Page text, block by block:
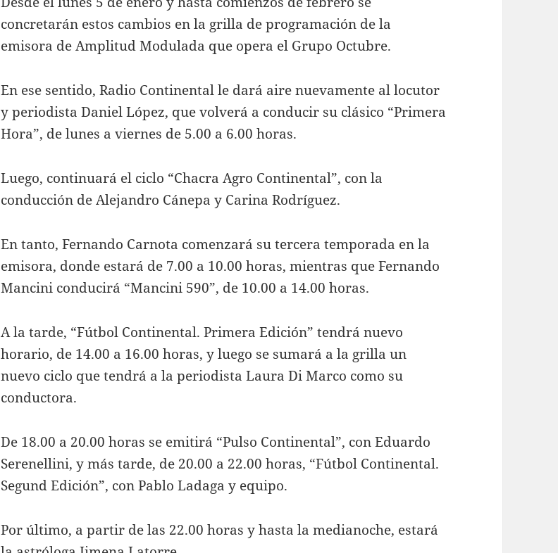
concretarán estos cambios en la grilla de programación de la
emisora de Amplitud Modulada que opera el Grupo Octubre.
En ese sentido, Radio Continental le dará aire nuevamente al locutor
y periodista Daniel López, que volverá a conducir su clásico “Primera
Hora”, de lunes a viernes de 5.00 a 6.00 horas.
Luego, continuará el ciclo “Chacra Agro Continental”, con la
conducción de Alejandro Cánepa y Carina Rodríguez.
En tanto, Fernando Carnota comenzará su tercera temporada en la
emisora, donde estará de 7.00 a 10.00 horas, mientras que Fernando
Mancini conducirá “Mancini 590”, de 10.00 a 14.00 horas.
A la tarde, “Fútbol Continental. Primera Edición” tendrá nuevo
horario, de 14.00 a 16.00 horas, y luego se sumará a la grilla un
nuevo ciclo que tendrá a la periodista Laura Di Marco como su
conductora.
De 18.00 a 20.00 horas se emitirá “Pulso Continental”, con Eduardo
Serenellini, y más tarde, de 20.00 a 22.00 horas, “Fútbol Continental.
Segund Edición”, con Pablo Ladaga y equipo.
Por último, a partir de las 22.00 horas y hasta la medianoche, estará